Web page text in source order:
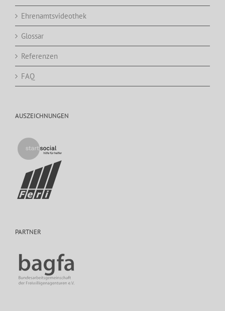
Ehrenamtsvideothek
Glossar
Referenzen
FAQ
AUSZEICHNUNGEN
PARTNER